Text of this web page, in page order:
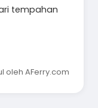
tempahan
oleh AFerry.com